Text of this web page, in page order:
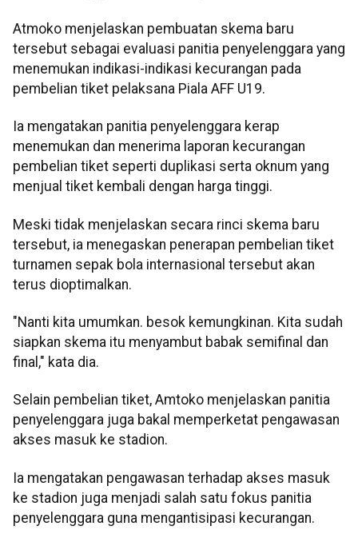
Atmoko menjelaskan pembuatan skema baru
tersebut sebagai evaluasi panitia penyelenggara yang
menemukan indikasi-indikasi kecurangan pada
pembelian tiket pelaksana Piala AFF U19.​​​​​​​
Ia mengatakan panitia penyelenggara kerap
menemukan dan menerima laporan kecurangan
pembelian tiket seperti duplikasi serta oknum yang
menjual tiket kembali dengan harga tinggi.
Meski tidak menjelaskan secara rinci skema baru
tersebut, ia menegaskan penerapan pembelian tiket
turnamen sepak bola internasional tersebut akan
terus dioptimalkan.
"Nanti kita umumkan. besok kemungkinan. Kita sudah
siapkan skema itu menyambut babak semifinal dan
final," kata dia.
Selain pembelian tiket, Amtoko menjelaskan panitia
penyelenggara juga bakal memperketat pengawasan
akses masuk ke stadion.
Ia mengatakan pengawasan terhadap akses masuk
ke stadion juga menjadi salah satu fokus panitia
penyelenggara guna mengantisipasi kecurangan.